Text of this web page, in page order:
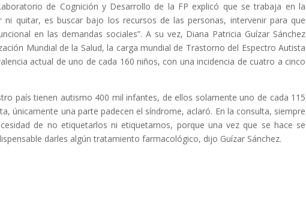
de Cognición y Desarrollo de la FP explicó que se trabaja en la
ni quitar, es buscar bajo los recursos de las personas, intervenir para que
en las demandas sociales”. A su vez, Diana Patricia Guízar Sánchez
Mundial de la Salud, la carga mundial de Trastorno del Espectro Autista
actual de uno de cada 160 niños, con una incidencia de cuatro a cinco
país tienen autismo 400 mil infantes, de ellos solamente uno de cada 115
únicamente una parte padecen el síndrome, aclaró. En la consulta, siempre
de no etiquetarlos ni etiquetarnos, porque una vez que se hace se
darles algún tratamiento farmacológico, dijo Guízar Sánchez.